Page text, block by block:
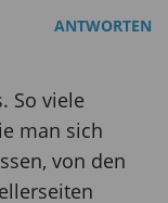
ANTWORTEN
So viele
man sich
von den